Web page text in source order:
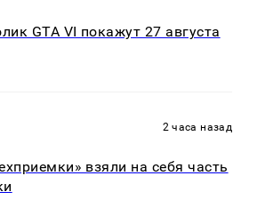
GTA VI покажут 27 августа
2 часа назад
взяли на себя часть